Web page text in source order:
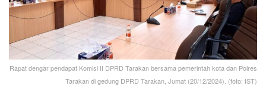
Rapat dengar pendapat Komisi II DPRD Tarakan bersama pemerintah kota dan Polres
Tarakan di gedung DPRD Tarakan, Jumat (20/12/2024). (foto: IST)